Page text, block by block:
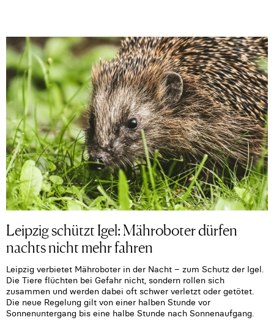
Leipzig schützt Igel: Mähroboter dürfen
nachts nicht mehr fahren
Leipzig verbietet Mähroboter in der Nacht – zum Schutz der Igel.
Die Tiere flüchten bei Gefahr nicht, sondern rollen sich
zusammen und werden dabei oft schwer verletzt oder getötet.
Die neue Regelung gilt von einer halben Stunde vor
Sonnenuntergang bis eine halbe Stunde nach Sonnenaufgang.